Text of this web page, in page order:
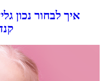
איך לבחור נכון